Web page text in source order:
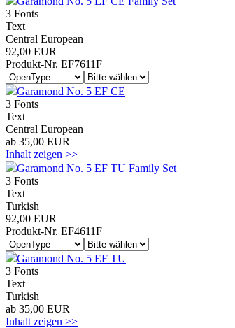
3 Fonts
Text
Central European
92,00 EUR
Produkt-Nr. EF7611F
Garamond No. 5 EF CE
3 Fonts
Text
Central European
ab 35,00 EUR
Inhalt zeigen >>
Garamond No. 5 EF TU Family Set
3 Fonts
Text
Turkish
92,00 EUR
Produkt-Nr. EF4611F
Garamond No. 5 EF TU
3 Fonts
Text
Turkish
ab 35,00 EUR
Inhalt zeigen >>